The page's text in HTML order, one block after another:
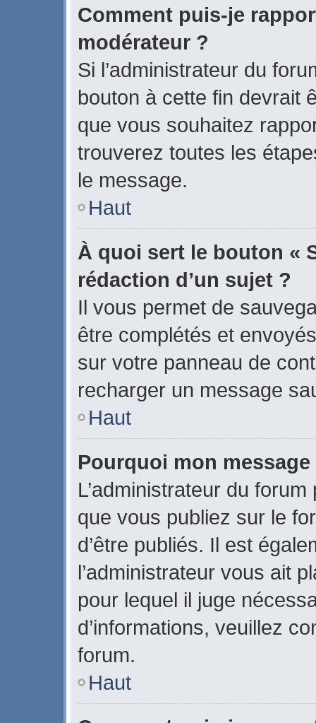
Comment puis-je
modérateur ?
Si l’administrateur du
bouton à cette fin devrait
que vous souhaitez
trouverez toutes les
le message.
Haut
À quoi sert le bouton «
rédaction d’un sujet ?
Il vous permet de
être complétés et
sur votre panneau de
recharger un message
Haut
Pourquoi mon
L’administrateur du
que vous publiez sur le
d’être publiés. Il est
l’administrateur vous ait
pour lequel il juge
d’informations, veuillez
forum.
Haut